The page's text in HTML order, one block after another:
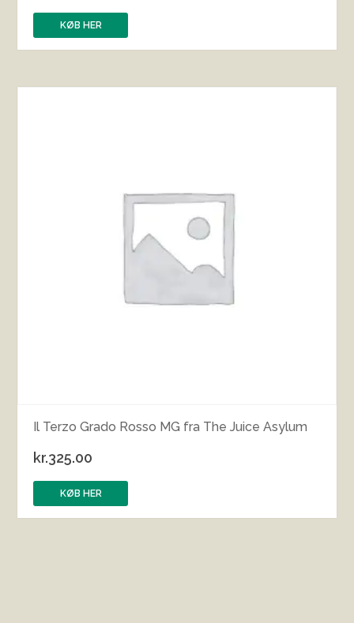
KØB HER
Il Terzo Grado Rosso MG fra The Juice Asylum
kr.325.00
KØB HER